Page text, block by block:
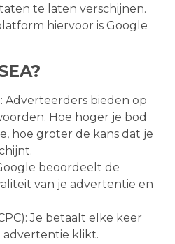
te laten verschijnen.
hiervoor is Google
Adverteerders bieden op
Hoe hoger je bod
hoe groter de kans dat je
beoordeelt de
van je advertentie en
Je betaalt elke keer
advertentie klikt.